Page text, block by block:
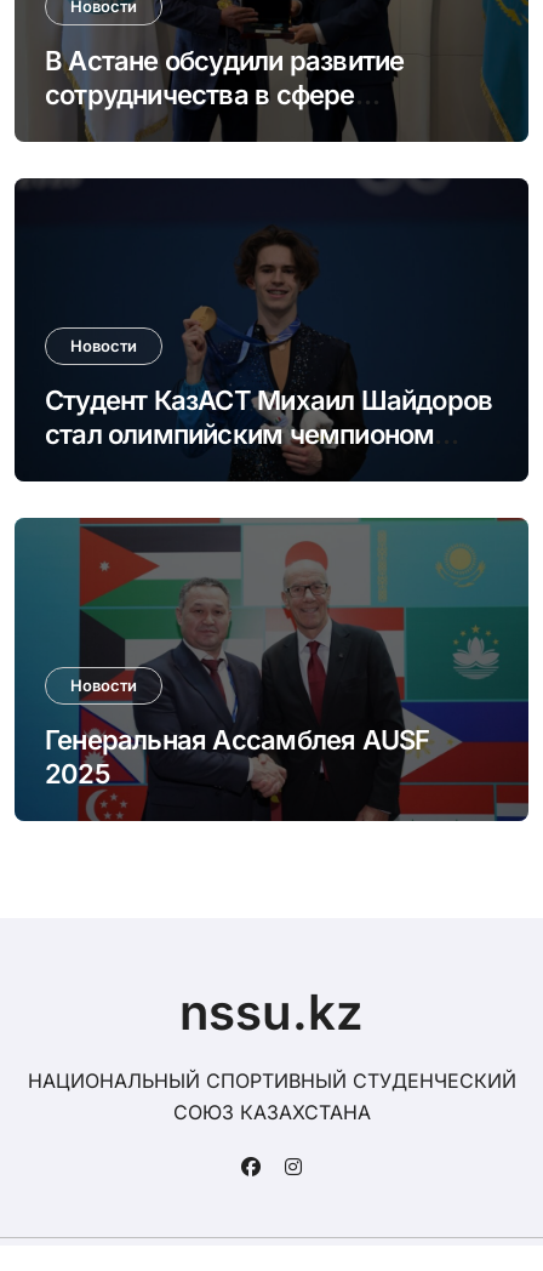
Новости
В Астане обсудили развитие
сотрудничества в сфере
студенческого спорта и
Новости
Студент КазАСТ Михаил Шайдоров
стал олимпийским чемпионом
Milano Cortina 2026
Новости
Генеральная Ассамблея AUSF
2025
nssu.kz
НАЦИОНАЛЬНЫЙ СПОРТИВНЫЙ СТУДЕНЧЕСКИЙ
СОЮЗ КАЗАХСТАНА